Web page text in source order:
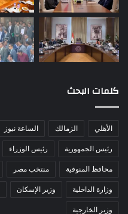
كلمات البحث
الأهلي الزمالك الساعة نيوز
رئيس الجمهورية
رئيس الوزراء
محافظ المنوفية
منتخب مصر
وزارة الداخلية
وزير الإسكان
وزير الخارجية